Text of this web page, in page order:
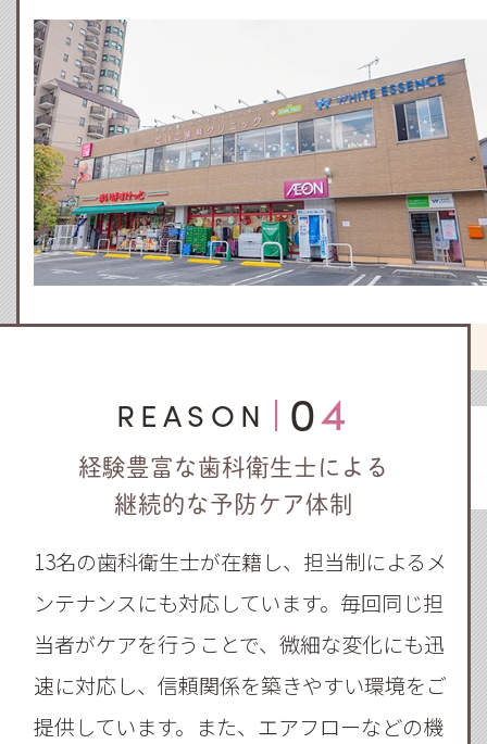
REASON 04
経験豊富な歯科衛生士による
継続的な予防ケア体制
13名の歯科衛生士が在籍し、担当制によるメ
ンテナンスにも対応しています。毎回同じ担
当者がケアを行うことで、微細な変化にも迅
速に対応し、信頼関係を築きやすい環境をご
提供しています。また、エアフローなどの機